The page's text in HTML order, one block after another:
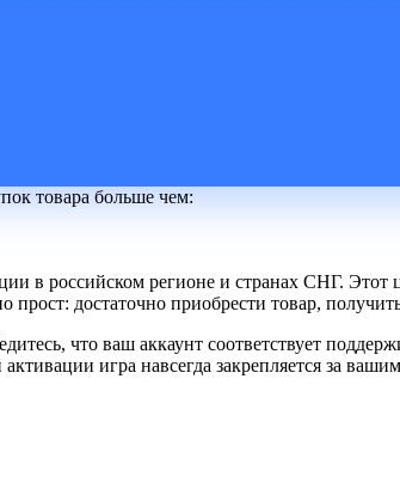
товара больше чем:
в российском регионе и странах СНГ.
достаточно приобрести товар,
что ваш аккаунт соответствует
игра навсегда закрепляется за